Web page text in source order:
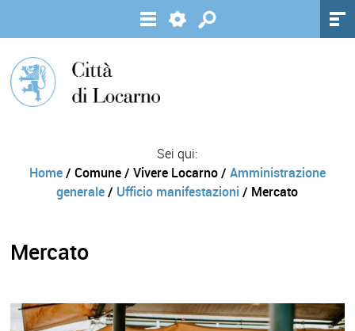
Sei qui:
Home/ Comune / Vivere Locarno / Amministrazione
generale / Ufficio manifestazioni / Mercato
Mercato